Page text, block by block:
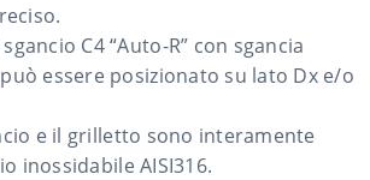
C4 “Auto-R” con sgancia
essere posizionato su lato Dx e/o
e il grilletto sono interamente
inossidabile AISI316.